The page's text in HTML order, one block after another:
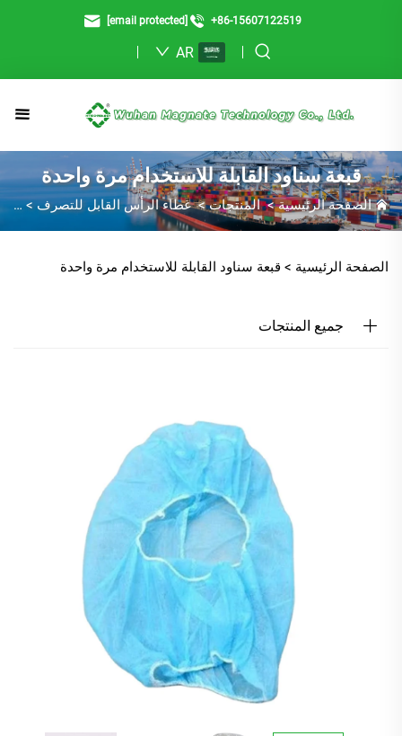
+86-15607122519
[email protected]
AR
قبعة سناود القابلة للاستخدام مرة واحدة
الصفحة الرئيسية>المنتجات>غطاء الرأس القابل للتصرف>
الصفحة الرئيسية > قبعة سناود القابلة للاستخدام مرة واحدة
جميع المنتجات